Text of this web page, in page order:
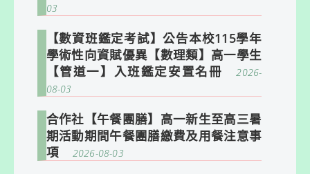
03
【數資班鑑定考試】公告本校115學年
學術性向資賦優異【數理類】高一學生
【管道一】入班鑑定安置名冊
2026-
08-03
合作社【午餐團膳】高一新生至高三暑
期活動期間午餐團膳繳費及用餐注意事
項
2026-08-03